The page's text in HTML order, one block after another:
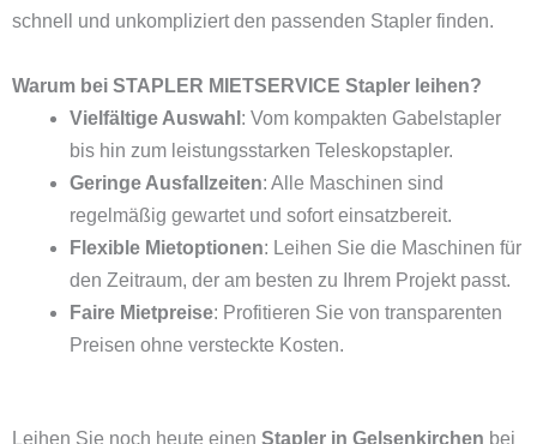
schnell und unkompliziert den passenden Stapler finden.
Warum bei STAPLER MIETSERVICE Stapler leihen?
Vielfältige Auswahl : Vom kompakten Gabelstapler
bis hin zum leistungsstarken Teleskopstapler.
Geringe Ausfallzeiten: Alle Maschinen sind
regelmäßig gewartet und sofort einsatzbereit.
Flexible Mietoptionen: Leihen Sie die Maschinen für
den Zeitraum, der am besten zu Ihrem Projekt passt.
Faire Mietpreise: Profitieren Sie von transparenten
Preisen ohne versteckte Kosten.
Leihen Sie noch heute einen Stapler in Gelsenkirchen bei